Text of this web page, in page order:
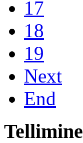
17
18
19
Next
End
Tellimine